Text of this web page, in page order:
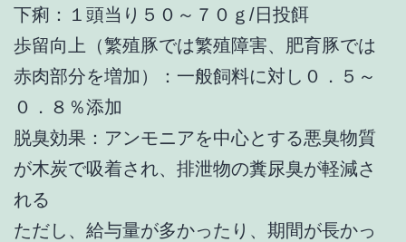
下痢：１頭当り５０～７０ｇ/日投餌
歩留向上（繁殖豚では繁殖障害、肥育豚では
赤肉部分を増加）：一般飼料に対し０．５～
０．８％添加
脱臭効果：アンモニアを中心とする悪臭物質
が木炭で吸着され、排泄物の糞尿臭が軽減さ
れる
ただし、給与量が多かったり、期間が長かっ